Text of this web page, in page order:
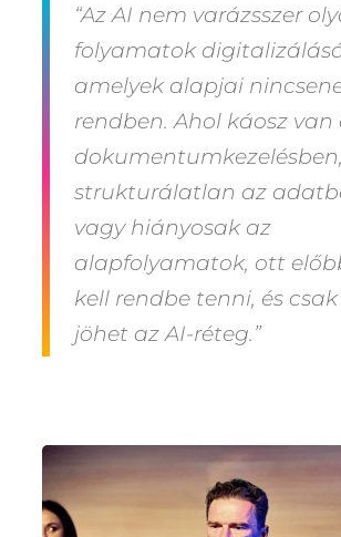
“Az AI nem varázsszer
folyamatok
amelyek alapjai
rendben. Ahol káosz van
dokumentumkezelésben,
strukturálatlan az
vagy hiányosak az
alapfolyamatok, ott
kell rendbe tenni, és
jöhet az AI-réteg.”